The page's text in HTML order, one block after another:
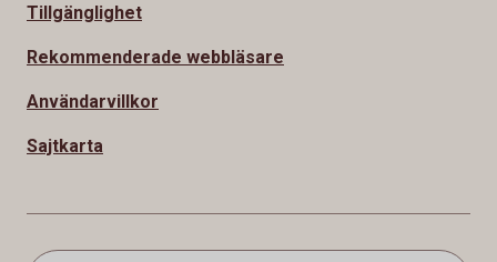
Tillgänglighet
Rekommenderade webbläsare
Användarvillkor
Sajtkarta